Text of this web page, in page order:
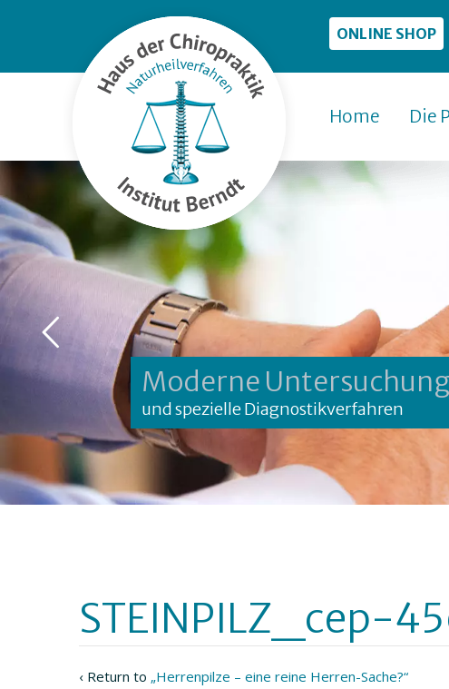
ONLINE SHOP
Home Die
Moderne
und spezielle Diagnostikverfahren
STEINPILZ_cep-
‹ Return to „Herrenpilze – eine reine Herren-Sache?“